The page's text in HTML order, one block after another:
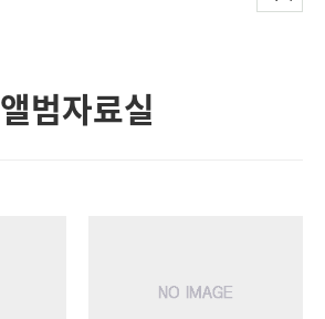
앨범자료실